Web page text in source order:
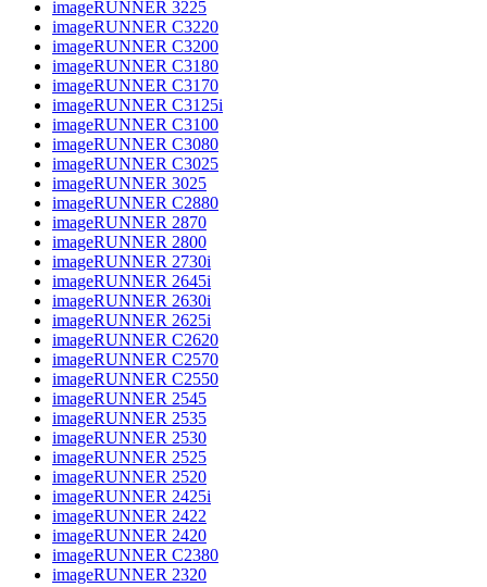
imageRUNNER 3225
imageRUNNER C3220
imageRUNNER C3200
imageRUNNER C3180
imageRUNNER C3170
imageRUNNER C3125i
imageRUNNER C3100
imageRUNNER C3080
imageRUNNER C3025
imageRUNNER 3025
imageRUNNER C2880
imageRUNNER 2870
imageRUNNER 2800
imageRUNNER 2730i
imageRUNNER 2645i
imageRUNNER 2630i
imageRUNNER 2625i
imageRUNNER C2620
imageRUNNER C2570
imageRUNNER C2550
imageRUNNER 2545
imageRUNNER 2535
imageRUNNER 2530
imageRUNNER 2525
imageRUNNER 2520
imageRUNNER 2425i
imageRUNNER 2422
imageRUNNER 2420
imageRUNNER C2380
imageRUNNER 2320